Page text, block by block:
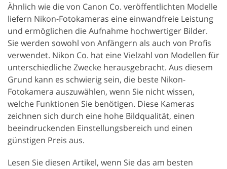
Ähnlich wie die von Canon Co. veröffentlichten Modelle
liefern Nikon-Fotokameras eine einwandfreie Leistung
und ermöglichen die Aufnahme hochwertiger Bilder.
Sie werden sowohl von Anfängern als auch von Profis
verwendet. Nikon Co. hat eine Vielzahl von Modellen für
unterschiedliche Zwecke herausgebracht. Aus diesem
Grund kann es schwierig sein, die beste Nikon-
Fotokamera auszuwählen, wenn Sie nicht wissen,
welche Funktionen Sie benötigen. Diese Kameras
zeichnen sich durch eine hohe Bildqualität, einen
beeindruckenden Einstellungsbereich und einen
günstigen Preis aus.
Lesen Sie diesen Artikel, wenn Sie das am besten